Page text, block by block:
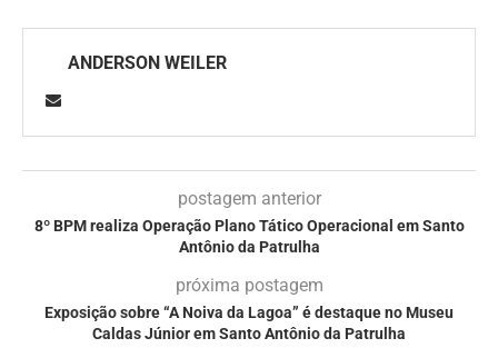
ANDERSON WEILER
postagem anterior
8º BPM realiza Operação Plano Tático Operacional em Santo
Antônio da Patrulha
próxima postagem
Exposição sobre “A Noiva da Lagoa” é destaque no Museu
Caldas Júnior em Santo Antônio da Patrulha